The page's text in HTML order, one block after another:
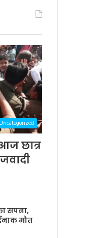
Uncategorized
छात्र
सपना,
मौत